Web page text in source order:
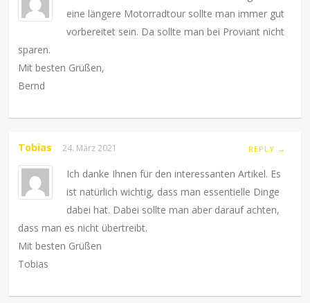
eine längere Motorradtour sollte man immer gut
vorbereitet sein. Da sollte man bei Proviant nicht
sparen.
Mit besten Grüßen,
Bernd
Tobias 24. März 2021 REPLY →
Ich danke Ihnen für den interessanten Artikel. Es
ist natürlich wichtig, dass man essentielle Dinge
dabei hat. Dabei sollte man aber darauf achten,
dass man es nicht übertreibt.
Mit besten Grüßen
Tobias